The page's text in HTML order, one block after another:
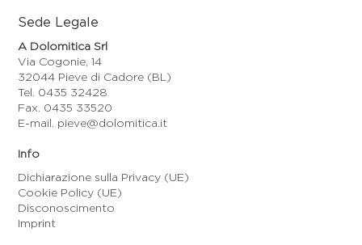
Sede Legale
A Dolomitica Srl
Via Cogonie, 14
32044 Pieve di Cadore (BL)
Tel. 0435 32428
Fax. 0435 33520
E-mail. pieve@dolomitica.it
Info
Dichiarazione sulla Privacy (UE)
Cookie Policy (UE)
Disconoscimento
Imprint